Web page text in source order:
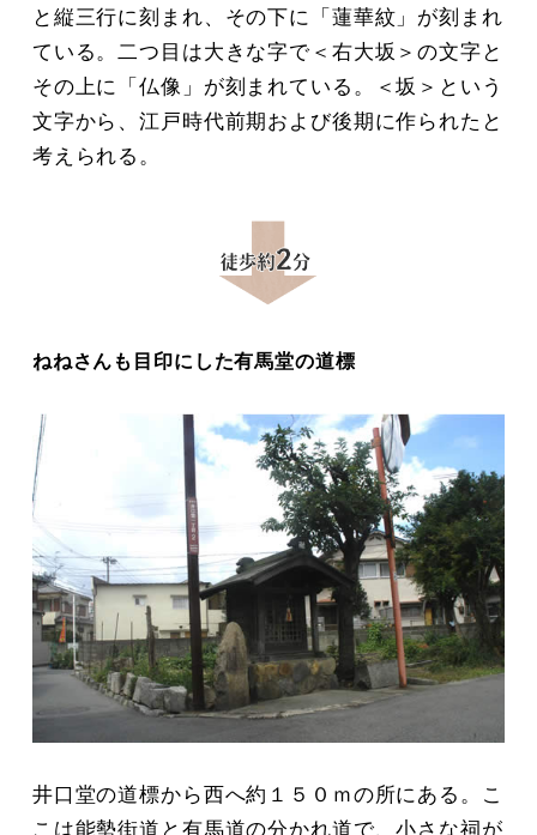
と縦三行に刻まれ、その下に「蓮華紋」が刻まれ
ている。二つ目は大きな字で＜右大坂＞の文字と
その上に「仏像」が刻まれている。＜坂＞という
文字から、江戸時代前期および後期に作られたと
考えられる。
ねねさんも目印にした有馬堂の道標
井口堂の道標から西へ約１５０ｍの所にある。こ
こは能勢街道と有馬道の分かれ道で、小さな祠が